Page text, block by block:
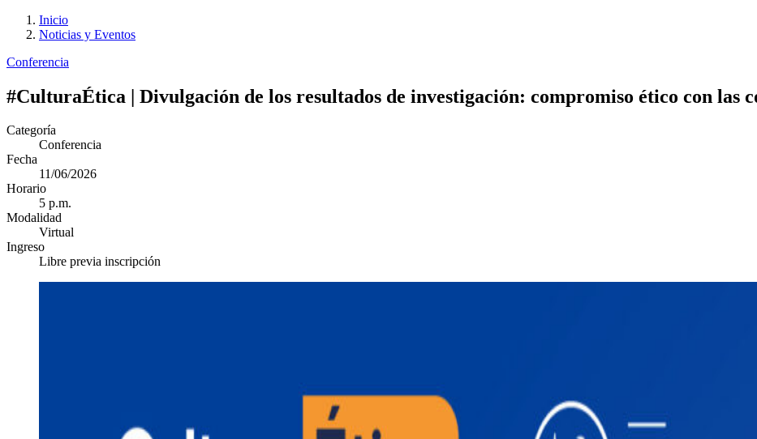
Inicio
Noticias y Eventos
Conferencia
#CulturaÉtica | Divulgación de los resultados de investigación: compromiso ético con las
Categoría
Conferencia
Fecha
11/06/2026
Horario
5 p.m.
Modalidad
Virtual
Ingreso
Libre previa inscripción